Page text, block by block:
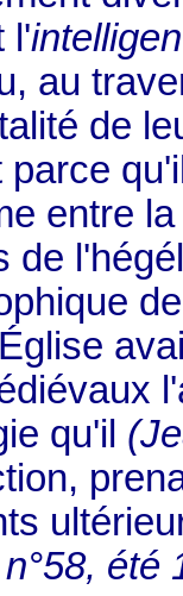
l'
au
de
parce
entre
de
qu'il
été